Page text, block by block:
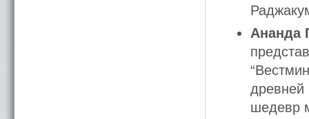
Ананда
древней
шедевр